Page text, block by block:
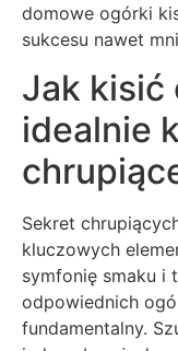
domowe ogórki
sukcesu nawet
Jak kisić
idealnie
Sekret
kluczowych
symfonię smaku i
odpowiednich
fundamentalny.